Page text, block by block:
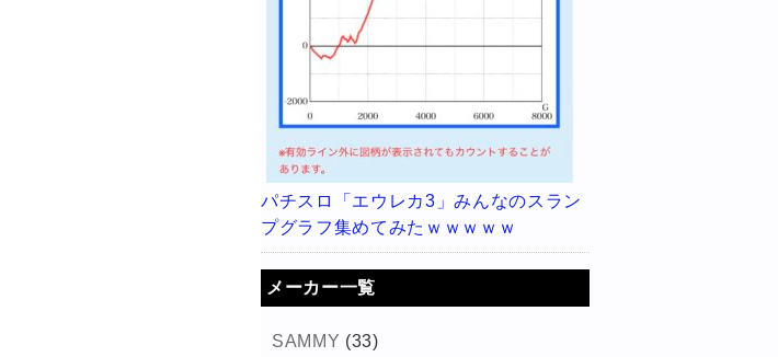
パチスロ「エウレカ3」みんなのスラン
プグラフ集めてみたｗｗｗｗｗ
メーカー一覧
SAMMY (33)